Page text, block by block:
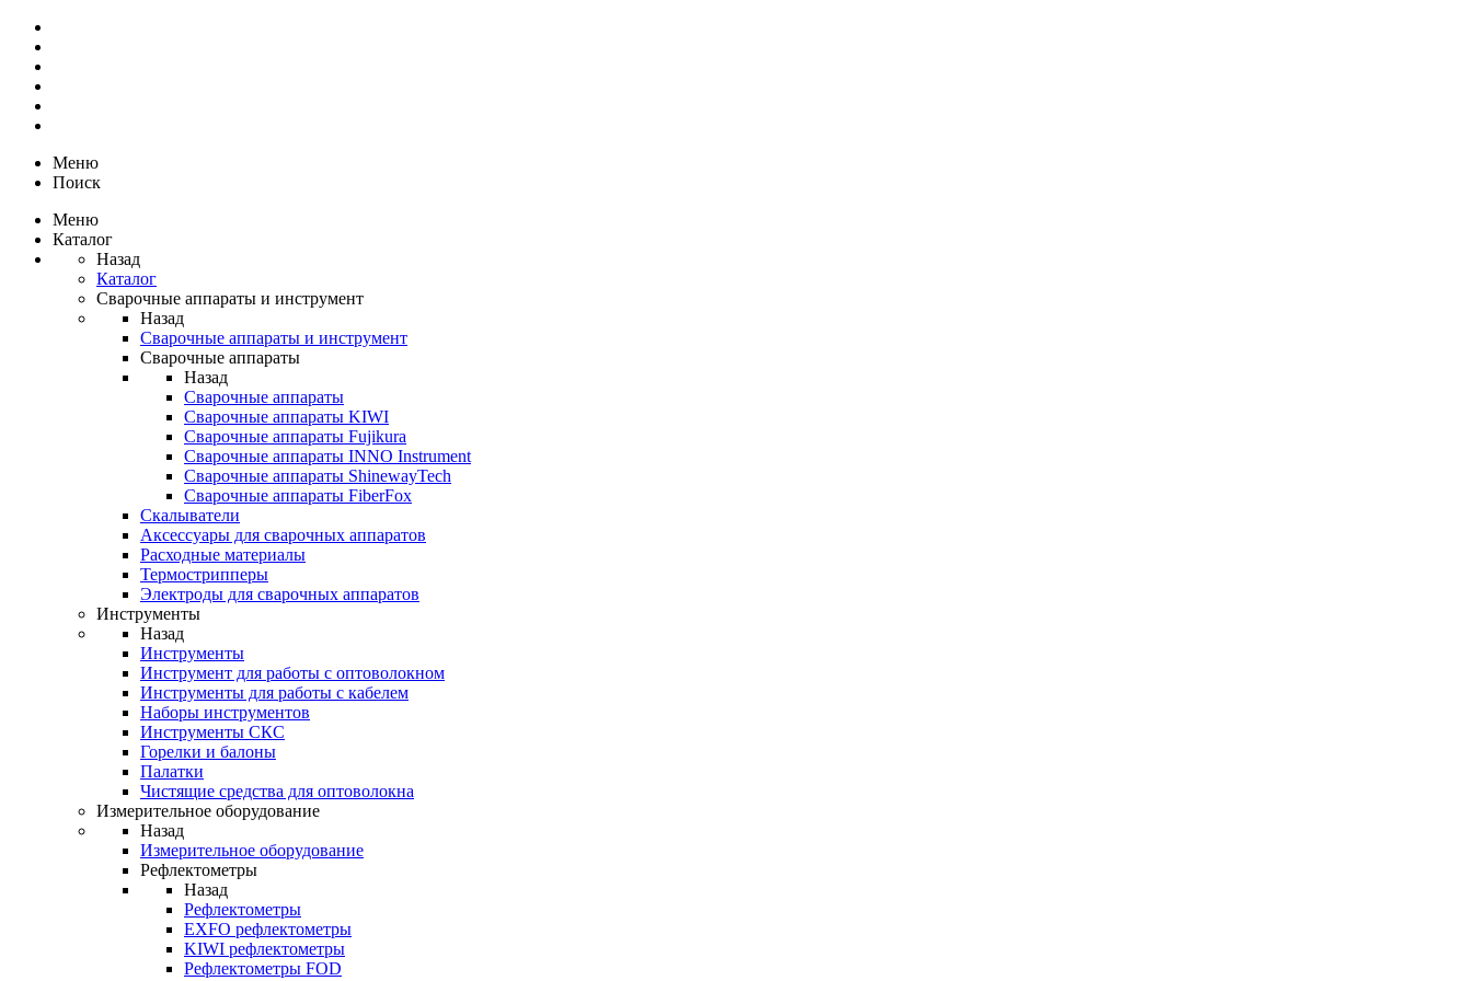
Меню
Поиск
Меню
Каталог
Назад
Каталог
Сварочные аппараты и инструмент
Назад
Сварочные аппараты и инструмент
Сварочные аппараты
Назад
Сварочные аппараты
Сварочные аппараты KIWI
Сварочные аппараты Fujikura
Сварочные аппараты INNO Instrument
Сварочные аппараты ShinewayTech
Cварочные аппараты FiberFox
Скалыватели
Аксессуары для сварочных аппаратов
Расходные материалы
Термострипперы
Электроды для сварочных аппаратов
Инструменты
Назад
Инструменты
Инструмент для работы с оптоволокном
Инструменты для работы с кабелем
Наборы инструментов
Инструменты СКС
Горелки и балоны
Палатки
Чистящие средства для оптоволокна
Измерительное оборудование
Назад
Измерительное оборудование
Рефлектометры
Назад
Рефлектометры
EXFO рефлектометры
KIWI рефлектометры
Рефлектометры FOD